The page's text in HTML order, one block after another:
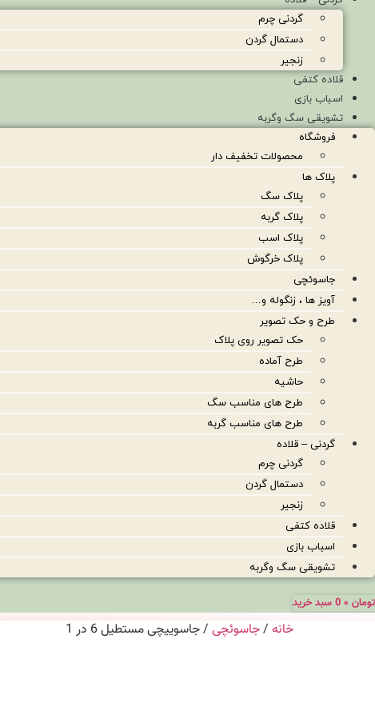
گردنی چرم
دستمال گردن
زنجیر
قلاده کتفی
اسباب بازی
تشویقی سگ وگربه
فروشگاه
محصولات تخفیف دار
پلاک ها
پلاک سگ
پلاک گربه
پلاک اسب
پلاک خرگوش
جاسوئچی
آویز ها ، زنگوله و…
طرح و حک تصویر
حک تصویر روی پلاک
طرح آماده
حاشیه
طرح های مناسب سگ
طرح های مناسب گربه
گردنی – قلاده
گردنی چرم
دستمال گردن
زنجیر
قلاده کتفی
اسباب بازی
تشویقی سگ وگربه
تومان 0 سبد خرید
خانه /جاسوئچی / جاسوییچی مستطیل 6 در 1